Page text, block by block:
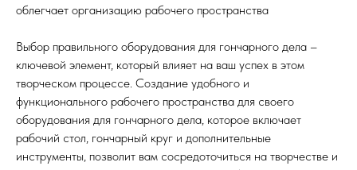
облегчает организацию рабочего пространства
Выбор правильного оборудования для гончарного дела –
ключевой элемент, который влияет на ваш успех в этом
творческом процессе. Создание удобного и
функционального рабочего пространства для своего
оборудования для гончарного дела, которое включает
рабочий стол, гончарный круг и дополнительные
инструменты, позволит вам сосредоточиться на творчестве и